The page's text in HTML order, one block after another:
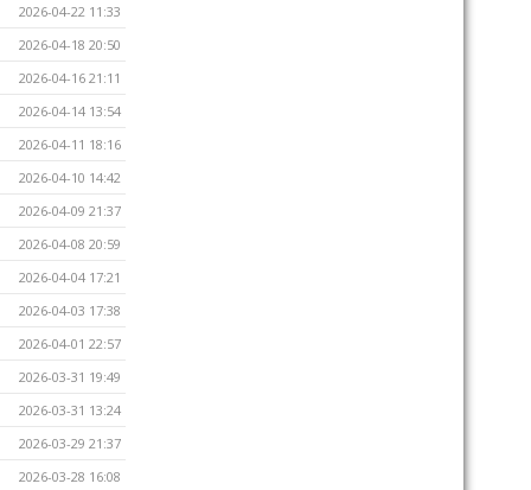
2026-04-22 11:33
2026-04-18 20:50
2026-04-16 21:11
2026-04-14 13:54
2026-04-11 18:16
2026-04-10 14:42
2026-04-09 21:37
2026-04-08 20:59
2026-04-04 17:21
2026-04-03 17:38
2026-04-01 22:57
2026-03-31 19:49
2026-03-31 13:24
2026-03-29 21:37
2026-03-28 16:08